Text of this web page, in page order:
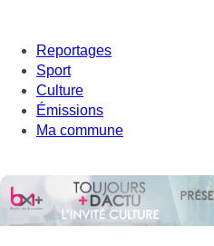
Reportages
Sport
Culture
Émissions
Ma commune